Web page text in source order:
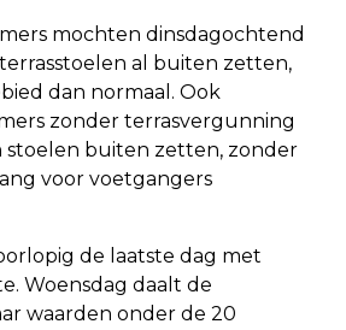
mochten dinsdagochtend
al buiten zetten,
dan normaal. Ook
zonder terrasvergunning
stoelen buiten zetten, zonder
voor voetgangers
de laatste dag met
Woensdag daalt de
waarden onder de 20